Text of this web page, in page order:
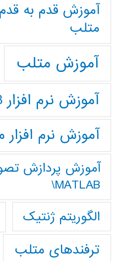
آموزش قدم به قدم
متلب
آموزش متلب
آموزش نرم افزار MATLAB
آموزش نرم
آموزش پردازش
MATLAB\
الگوریتم ژنتیک
ترفندهای متلب